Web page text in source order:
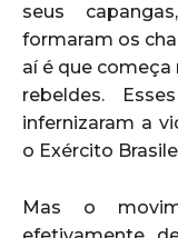
seus
formaram os
aí é que
rebeldes.
infernizaram a
o Exército
Mas o